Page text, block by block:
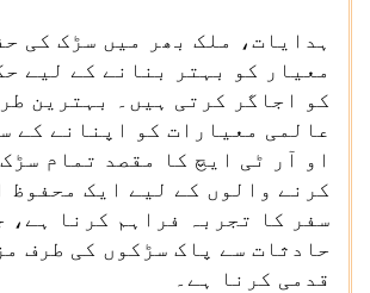
ہدایات، ملک بھر میں سڑک کی
معیار کو بہتر بنانے کے لیے
کو اجاگر کرتی ہیں۔ بہترین
عالمی معیارات کو اپنانے کے
او آر ٹی ایچ کا مقصد تمام
کرنے والوں کے لیے ایک محفوظ
سفر کا تجربہ فراہم کرنا ہے،
حادثات سے پاک سڑکوں کی طرف
قدمی کرنا ہے۔